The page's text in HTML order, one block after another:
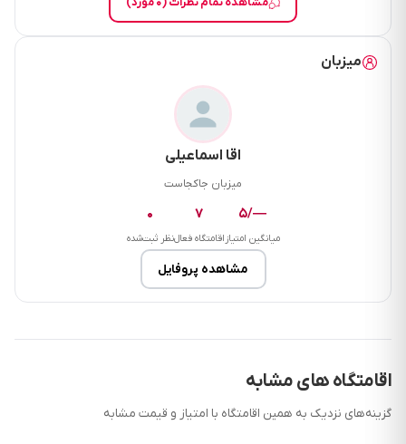
مشاهده تمام نظرات (۰ مورد)
میزبان
اقا اسماعیلی
میزبان جاکجاست
—/۵
میانگین امتیاز
۷
اقامتگاه فعال
۰
نظر ثبت‌شده
مشاهده پروفایل
اقامتگاه های مشابه
گزینه‌های نزدیک به همین اقامتگاه با امتیاز و قیمت مشابه